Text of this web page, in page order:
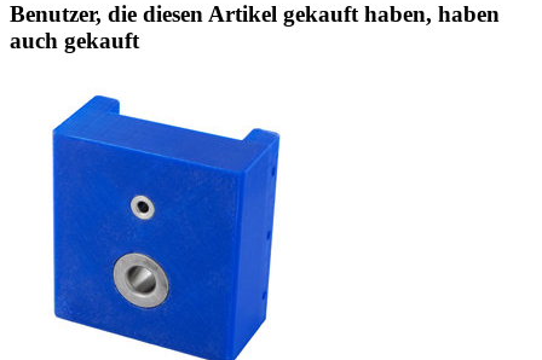
Benutzer, die diesen Artikel gekauft haben, haben
auch gekauft